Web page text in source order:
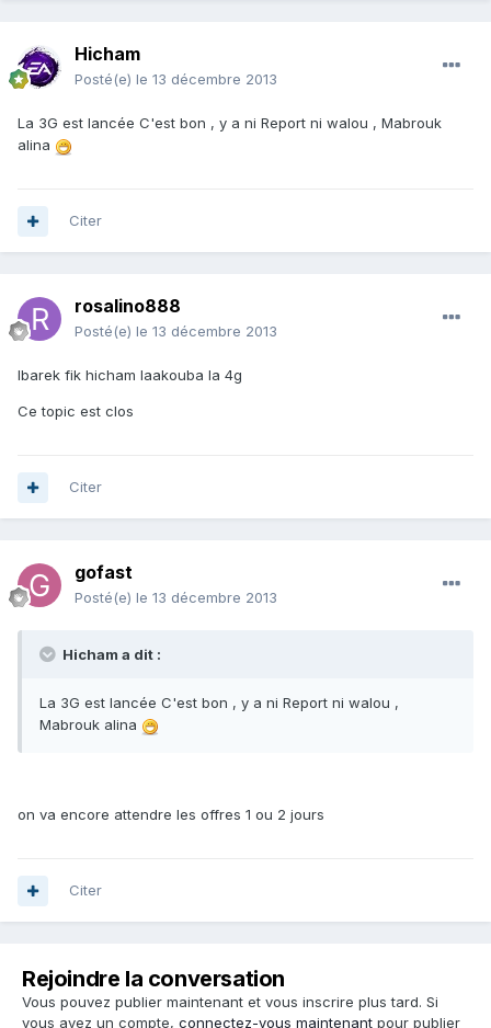
Hicham
Posté(e) le 13 décembre 2013
La 3G est lancée C'est bon , y a ni Report ni walou , Mabrouk
alina
Citer
rosalino888
Posté(e) le 13 décembre 2013
Ibarek fik hicham laakouba la 4g
Ce topic est clos
Citer
gofast
Posté(e) le 13 décembre 2013
Hicham a dit :
La 3G est lancée C'est bon , y a ni Report ni walou ,
Mabrouk alina
on va encore attendre les offres 1 ou 2 jours
Citer
Rejoindre la conversation
Vous pouvez publier maintenant et vous inscrire plus tard. Si
vous avez un compte, connectez-vous maintenant pour publier